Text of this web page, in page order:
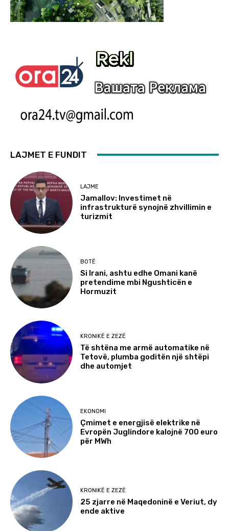
LAJMET E FUNDIT
LAJME
Jamallov: Investimet në
infrastrukturë synojnë zhvillimin e
turizmit
BOTË
Si Irani, ashtu edhe Omani kanë
pretendime mbi Ngushticën e
Hormuzit
KRONIKË E ZEZË
Të shtëna me armë automatike në
Tetovë, plumba goditën një shtëpi
dhe automjet
EKONOMI
Çmimet e energjisë elektrike në
Evropën Juglindore kalojnë 700 euro
për MWh
KRONIKË E ZEZË
25 zjarre në Maqedoninë e Veriut, dy
ende aktive